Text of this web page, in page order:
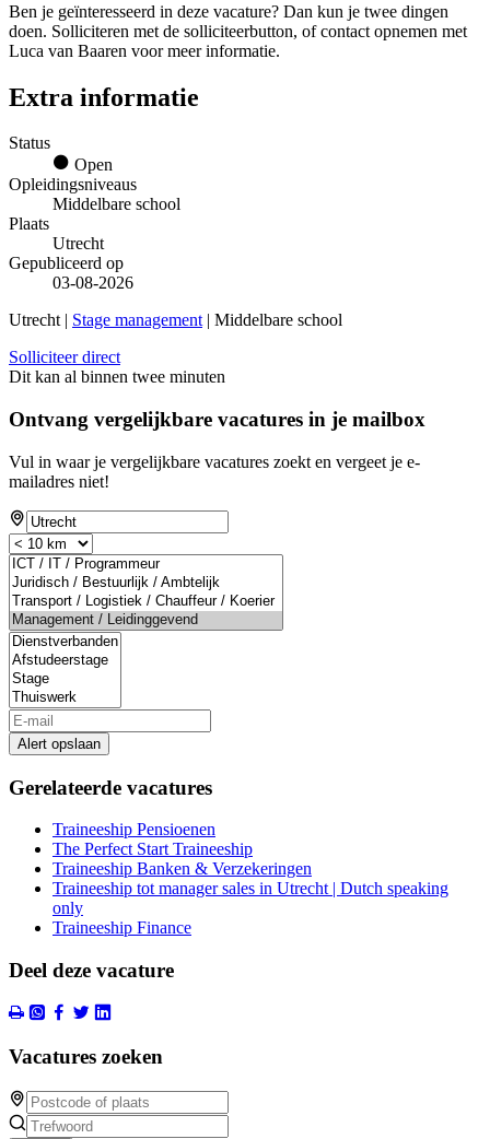
Ben je geïnteresseerd in deze vacature? Dan kun je twee dingen
doen. Solliciteren met de solliciteerbutton, of contact opnemen met
Luca van Baaren voor meer informatie.
Extra informatie
Status
Open
Opleidingsniveaus
Middelbare school
Plaats
Utrecht
Gepubliceerd op
03-08-2026
Utrecht | Stage management| Middelbare school
Solliciteer direct
Dit kan al binnen twee minuten
Ontvang vergelijkbare vacatures in je mailbox
Vul in waar je vergelijkbare vacatures zoekt en vergeet je e-
mailadres niet!
Alert opslaan
Gerelateerde vacatures
Traineeship Pensioenen
The Perfect Start Traineeship
Traineeship Banken & Verzekeringen
Traineeship tot manager sales in Utrecht | Dutch speaking
only
Traineeship Finance
Deel deze vacature
Vacatures zoeken